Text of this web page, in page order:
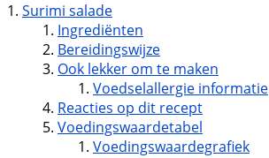
Surimi salade
Ingrediënten
Bereidingswijze
Ook lekker om te maken
Voedselallergie informatie
Reacties op dit recept
Voedingswaardetabel
Voedingswaardegrafiek